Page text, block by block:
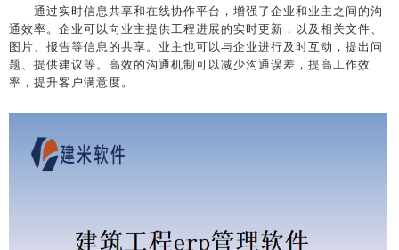
通过实时信息共享和在线协作平台，增强了企业和业主之间的沟
通效率。企业可以向业主提供工程进展的实时更新，以及相关文件、
图片、报告等信息的共享。业主也可以与企业进行及时互动，提出问
题、提供建议等。高效的沟通机制可以减少沟通误差，提高工作效
率，提升客户满意度。